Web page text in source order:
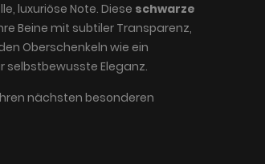
luxuriöse Note. Diese schwarze
Beine mit subtiler Transparenz,
Oberschenkeln wie ein
selbstbewusste Eleganz.
nächsten besonderen